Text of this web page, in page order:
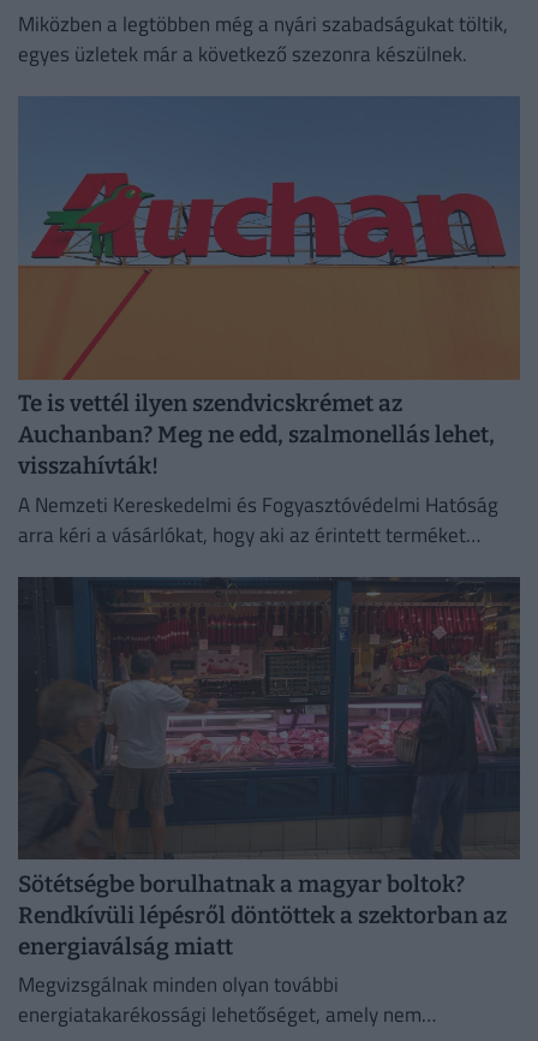
Miközben a legtöbben még a nyári szabadságukat töltik,
egyes üzletek már a következő szezonra készülnek.
Te is vettél ilyen szendvicskrémet az
Auchanban? Meg ne edd, szalmonellás lehet,
visszahívták!
A Nemzeti Kereskedelmi és Fogyasztóvédelmi Hatóság
arra kéri a vásárlókat, hogy aki az érintett terméket
Sötétségbe borulhatnak a magyar boltok?
Rendkívüli lépésről döntöttek a szektorban az
energiaválság miatt
Megvizsgálnak minden olyan további
energiatakarékossági lehetőséget, amely nem